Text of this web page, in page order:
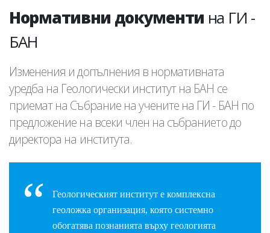
Нормативни документи на ГИ -
БАН
Изменения и допълнения в нормативната
уредба на Геологически институт на БАН се
приемат на Събрание на учените на ГИ - БАН по
предложение на всеки член на събранието до
директора на института.
Геологическият институт е комплексна
геоложка организация, която системно
обогатява познанията върху геологията